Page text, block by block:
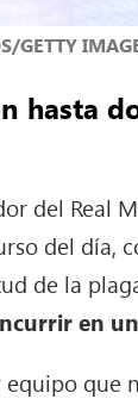
GETTY
hasta
del Real
del día,
de la
en
que